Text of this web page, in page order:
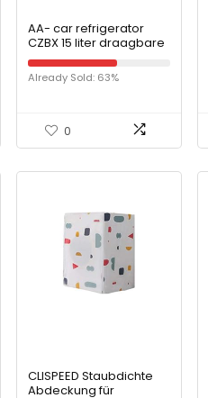
AA- car refrigerator
CZBX 15 liter draagbare
compressor koelkast
koeler DC 12 V 24 V AC
230 V
Already Sold: 63%
0
CLISPEED Staubdichte
Abdeckung für